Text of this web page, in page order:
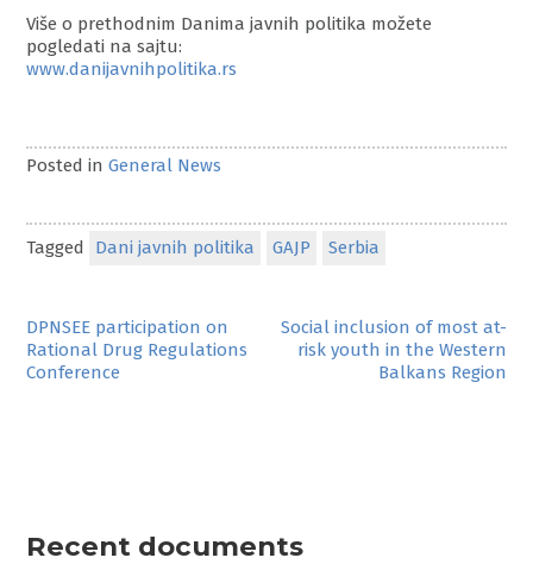
Više o prethodnim Danima javnih politika možete
pogledati na sajtu:
www.danijavnihpolitika.rs
Posted inGeneral News
Tagged Dani javnih politika GAJP Serbia
Post
navigation
DPNSEE participation on
Rational Drug Regulations
Conference
Social inclusion of most at-
risk youth in the Western
Balkans Region
Recent documents